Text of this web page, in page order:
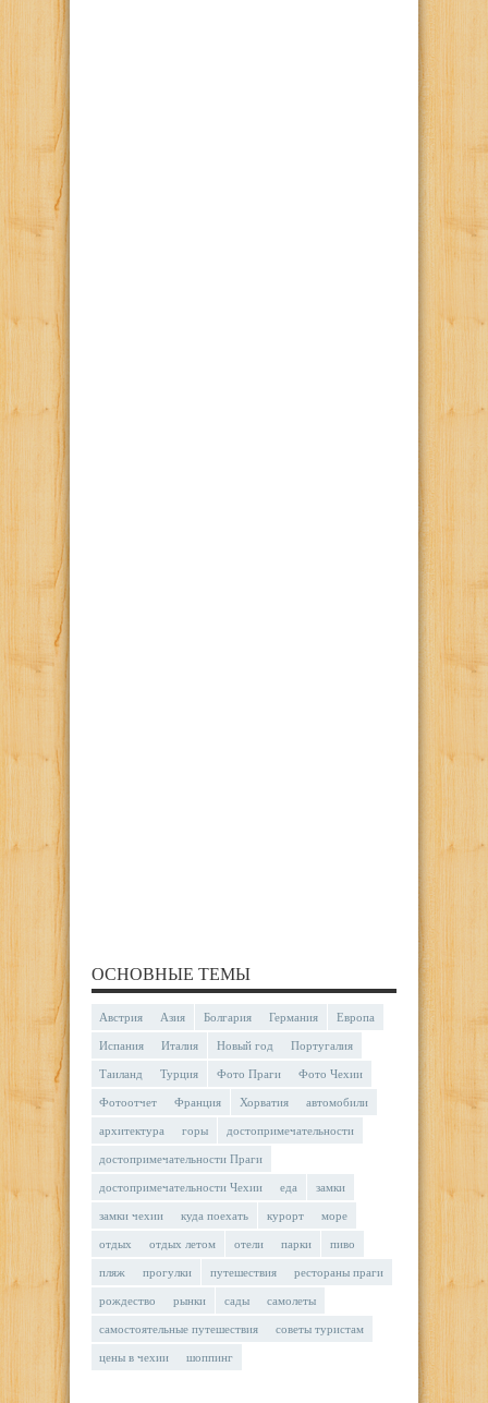
ОСНОВНЫЕ ТЕМЫ
Австрия Азия Болгария Германия Европа
Испания Италия Новый год Португалия
Таиланд Турция Фото Праги Фото Чехии
Фотоотчет Франция Хорватия автомобили
архитектура горы достопримечательности
достопримечательности Праги
достопримечательности Чехии еда замки
замки чехии куда поехать курорт море
отдых отдых летом отели парки пиво
пляж прогулки путешествия рестораны праги
рождество рынки сады самолеты
самостоятельные путешествия советы туристам
цены в чехии шоппинг